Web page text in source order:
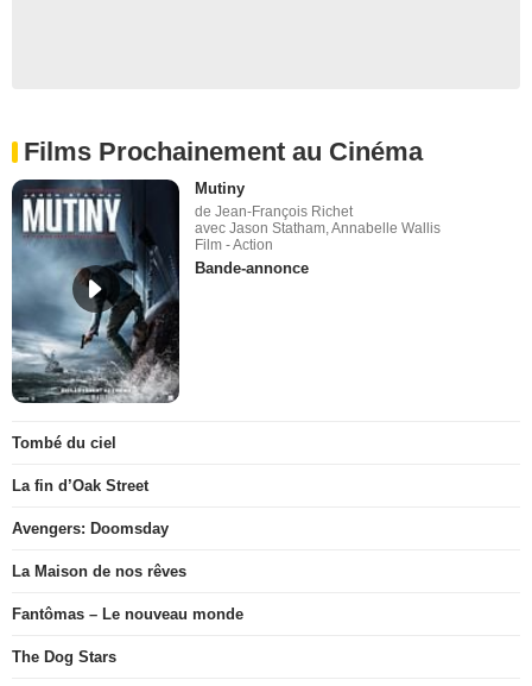
Films Prochainement au Cinéma
Mutiny
de Jean-François Richet
avec Jason Statham, Annabelle Wallis
Film - Action
Bande-annonce
Tombé du ciel
La fin d’Oak Street
Avengers: Doomsday
La Maison de nos rêves
Fantômas – Le nouveau monde
The Dog Stars